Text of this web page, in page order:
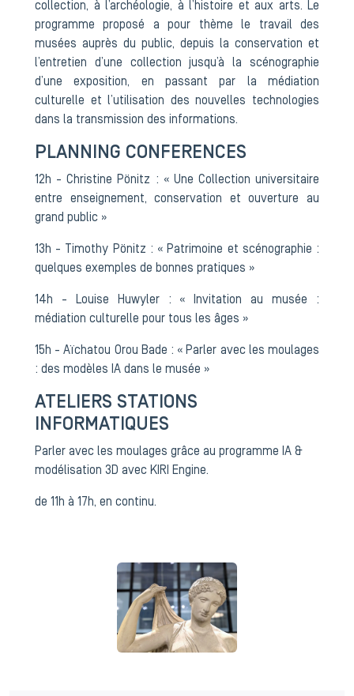
collection, à l’archéologie, à l’histoire et aux arts. Le
programme proposé a pour thème le travail des
musées auprès du public, depuis la conservation et
l’entretien d’une collection jusqu’à la scénographie
d’une exposition, en passant par la médiation
culturelle et l’utilisation des nouvelles technologies
dans la transmission des informations.
PLANNING CONFERENCES
12h - Christine Pönitz : « Une Collection universitaire
entre enseignement, conservation et ouverture au
grand public »
13h - Timothy Pönitz : « Patrimoine et scénographie :
quelques exemples de bonnes pratiques »
14h - Louise Huwyler : « Invitation au musée :
médiation culturelle pour tous les âges »
15h - Aïchatou Orou Bade : « Parler avec les moulages
: des modèles IA dans le musée »
ATELIERS STATIONS
INFORMATIQUES
Parler avec les moulages grâce au programme IA &
modélisation 3D avec KIRI Engine.
de 11h à 17h, en continu.